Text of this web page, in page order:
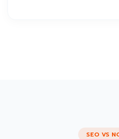
SEO VS